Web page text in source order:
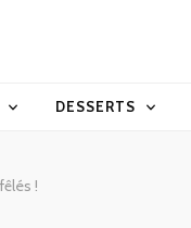
DESSERTS
!